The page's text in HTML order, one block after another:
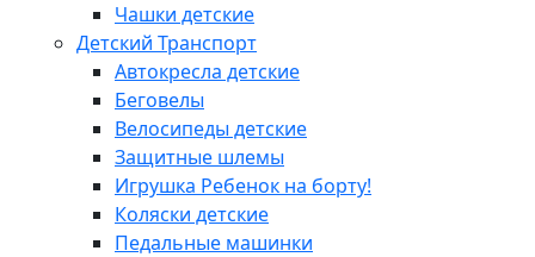
Чашки детские
Детский Транспорт
Автокресла детские
Беговелы
Велосипеды детские
Защитные шлемы
Игрушка Ребенок на борту!
Коляски детские
Педальные машинки